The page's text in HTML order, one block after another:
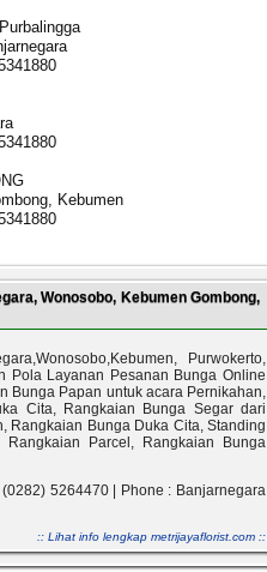
Kebumen
Wonosobo, Kebumen Gombong,
Purwokerto,
Pola Layanan Pesanan Bunga Online
Bunga Papan untuk acara Pernikahan,
Cita, Rangkaian Bunga Segar dari
Rangkaian Bunga Duka Cita, Standing
Parcel, Rangkaian Bunga
5264470 | Phone : Banjarnegara
:: Lihat info lengkap metrijayaflorist.com ::